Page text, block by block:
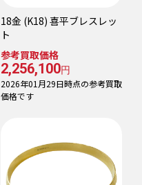
18金 (K18) 喜平ブレスレッ
ト
参考買取価格
2,256,100円
2026年01月29日時点の参考買取
価格です